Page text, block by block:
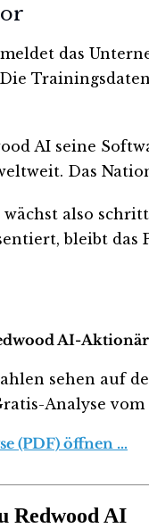
das
AI seine
Das
also
bleibt das
AI-
sehen auf
Analyse
(PDF) öffnen …
Redwood AI